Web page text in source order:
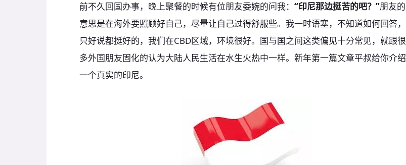
前不久回国办事，晚上聚餐的时候有位朋友委婉的问我： “印尼那边挺苦的吧？ ”朋友的
意思是在海外要照顾好自己，尽量让自己过得舒服些。我一时语塞，不知道如何回答，
只好说都挺好的，我们在CBD区域，环境很好。国与国之间这类偏见十分常见，就跟很
多外国朋友固化的认为大陆人民生活在水生火热中一样。新年第一篇文章平叔给你介绍
一个真实的印尼。